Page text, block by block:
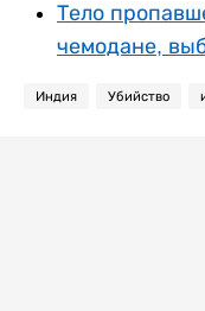
Тело
чемодане,
Индия Убийство